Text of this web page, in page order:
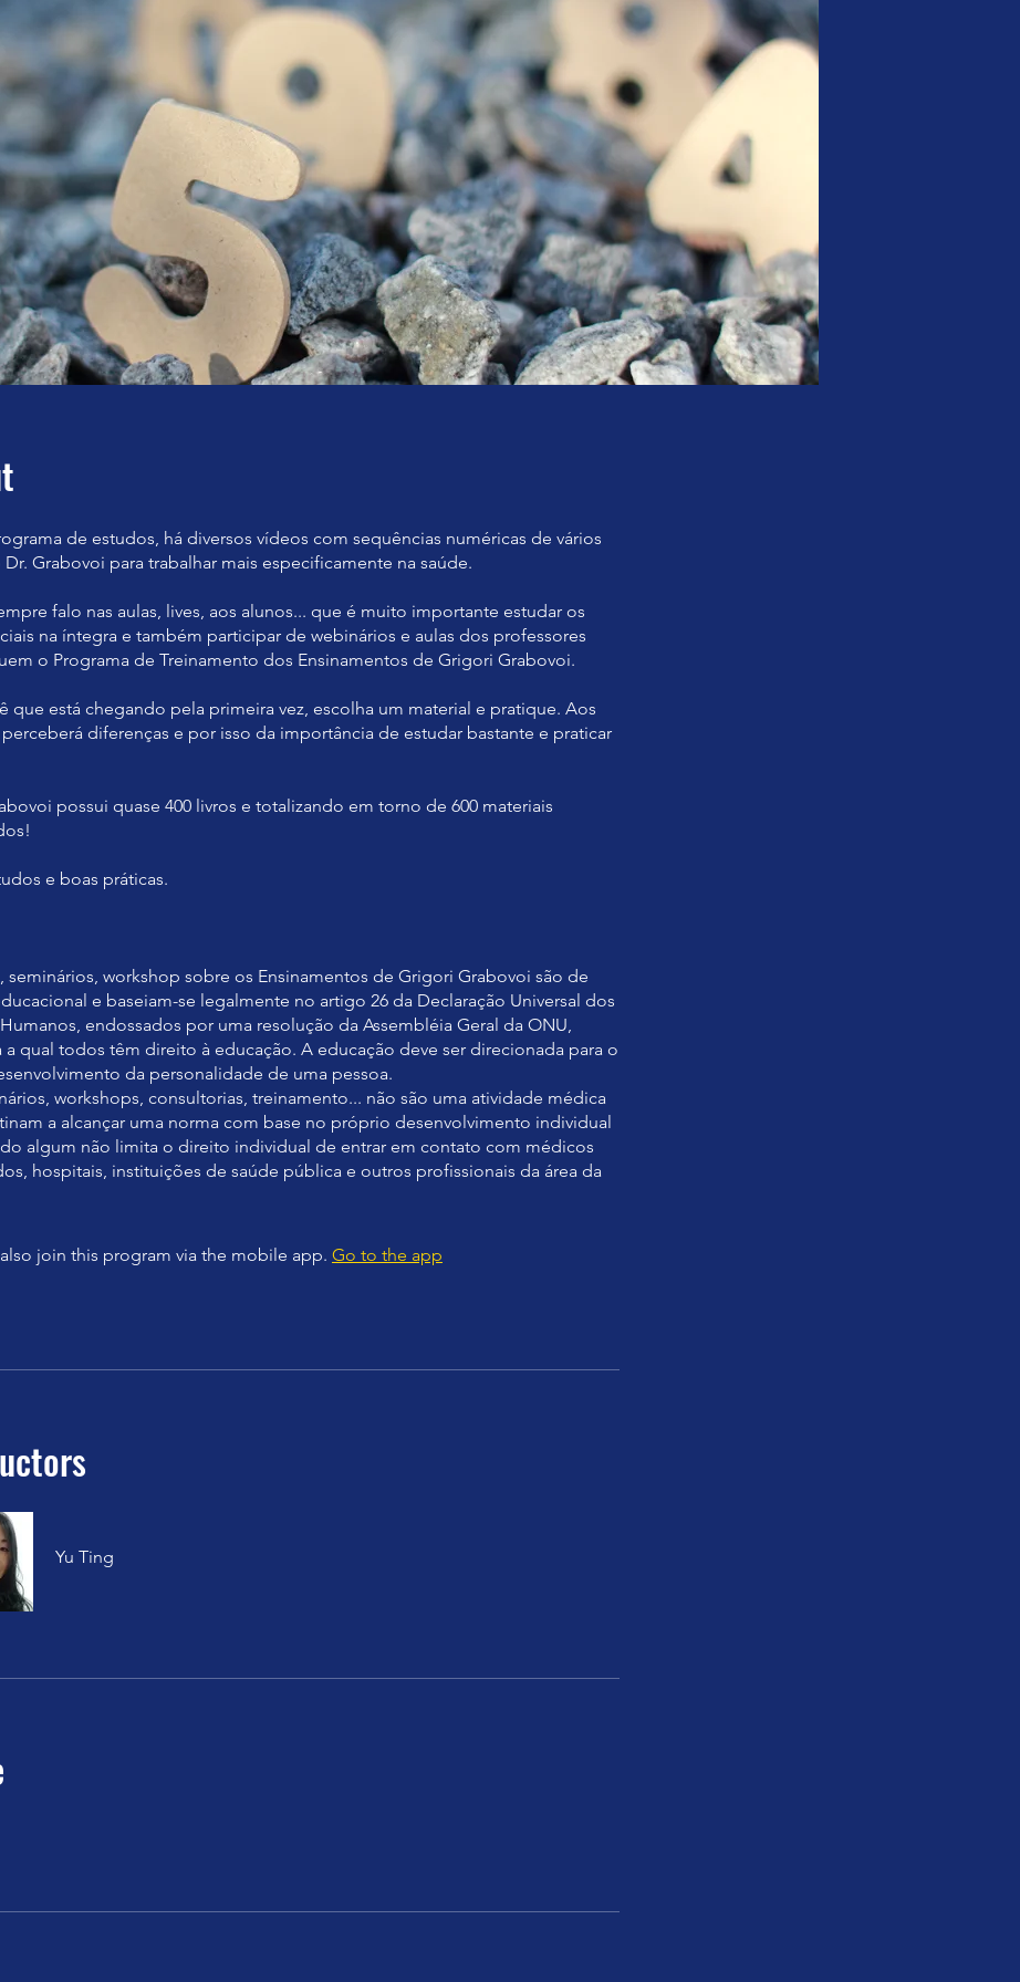
de estudos, há diversos vídeos com sequências numéricas de vários
Grabovoi para trabalhar mais especificamente na saúde.
falo nas aulas, lives, aos alunos... que é muito importante estudar os
na íntegra e também participar de webinários e aulas dos professores
o Programa de Treinamento dos Ensinamentos de Grigori Grabovoi.
que está chegando pela primeira vez, escolha um material e pratique. Aos
diferenças e por isso da importância de estudar bastante e praticar
possui quase 400 livros e totalizando em torno de 600 materiais
e boas práticas.
seminários, workshop sobre os Ensinamentos de Grigori Grabovoi são de
e baseiam-se legalmente no artigo 26 da Declaração Universal dos
endossados por uma resolução da Assembléia Geral da ONU,
a qual todos têm direito à educação. A educação deve ser direcionada para o
da personalidade de uma pessoa.
workshops, consultorias, treinamento... não são uma atividade médica
a alcançar uma norma com base no próprio desenvolvimento individual
algum não limita o direito individual de entrar em contato com médicos
hospitais, instituições de saúde pública e outros profissionais da área da
join this program via the mobile app. Go to the app
Yu Ting